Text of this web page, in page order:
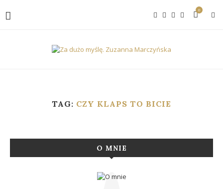
0
TAG: CZY KLAPS TO BICIE
O MNIE